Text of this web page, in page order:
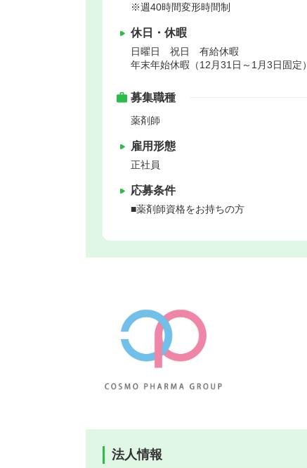
※週40時間変形時間制
休日・休暇
日曜日 祝日 有給休暇
年末年始休暇（12月31日～1月3日固定）
募集職種
薬剤師
雇用形態
正社員
応募条件
■薬剤師資格をお持ちの方
法人情報